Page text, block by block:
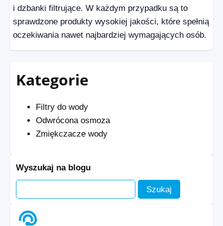
Kategorie
Filtry do wody
Odwrócona osmoza
Zmiękczacze wody
Wyszukaj na blogu
i dzbanki filtrujące. W każdym przypadku są to
sprawdzone produkty wysokiej jakości, które spełnią
oczekiwania nawet najbardziej wymagających osób.